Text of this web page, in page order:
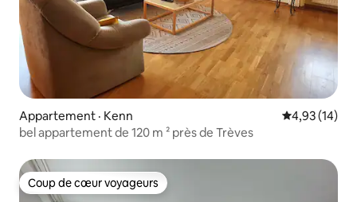
Appartement · Kenn Note
4,93 (14)
bel appartement de 120 m ² près de Trèves
Coup de cœur voyageurs
Coup de cœur voyageurs